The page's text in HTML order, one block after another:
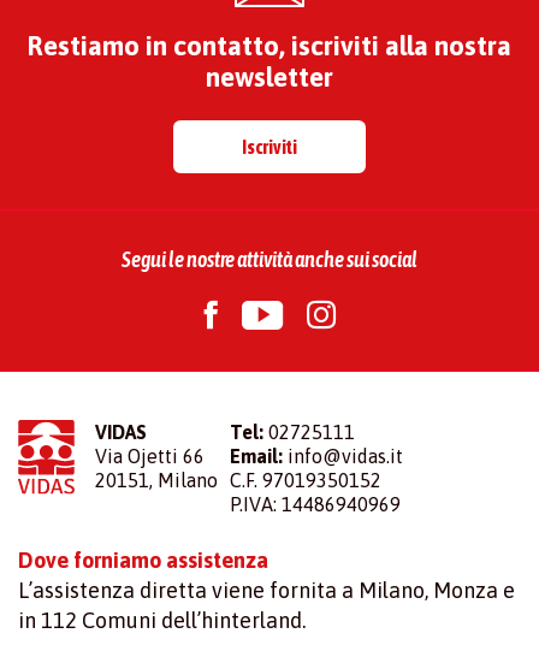
Restiamo in contatto, iscriviti alla nostra
newsletter
Iscriviti
Segui le nostre attività anche sui social
VIDAS
Via Ojetti 66
20151, Milano
Tel: 02725111
Email: info@vidas.it
C.F. 97019350152
P.IVA: 14486940969
Dove forniamo assistenza
L’assistenza diretta viene fornita a Milano, Monza e
in 112 Comuni dell’hinterland.